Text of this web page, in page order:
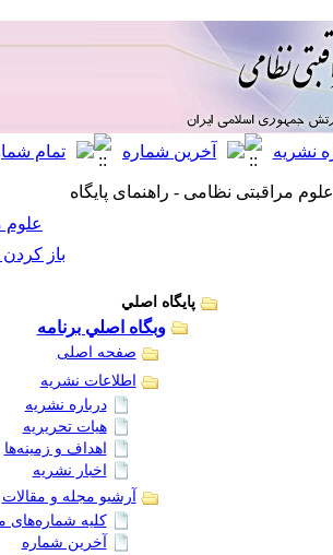
علوم مراقبتی نظامی - راهنمای پایگاه
علوم
باز
پايگاه اصلي
وبگاه اصلي برنامه
صفحه اصلی
اطلاعات نشریه
درباره نشریه
هیات تحریریه
اهداف و زمینه‌ها
اخبار نشریه
آرشیو مجله و مقالات
کلیه شماره‌های
آخرین شماره